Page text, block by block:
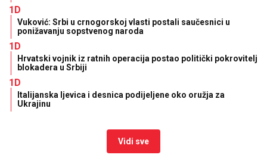
1D
Vuković: Srbi u crnogorskoj vlasti postali saučesnici u
ponižavanju sopstvenog naroda
1D
Hrvatski vojnik iz ratnih operacija postao politički pokrovitelj
blokadera u Srbiji
1D
Italijanska ljevica i desnica podijeljene oko oružja za
Ukrajinu
Vidi sve